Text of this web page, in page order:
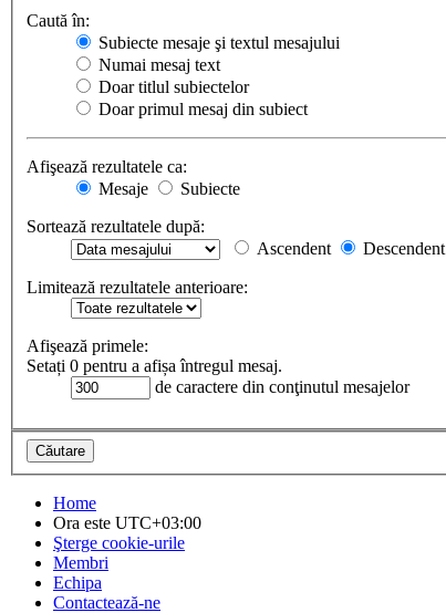
Caută în:
Subiecte mesaje şi textul mesajului
Numai mesaj text
Doar titlul subiectelor
Doar primul mesaj din subiect
Afişează rezultatele ca:
Mesaje
Subiecte
Sortează rezultatele după:
Ascendent
Descendent
Limitează rezultatele anterioare:
Afişează primele:
Setați 0 pentru a afișa întregul mesaj.
de caractere din conţinutul mesajelor
Home
Ora este UTC+03:00
Şterge cookie-urile
Membri
Echipa
Contactează-ne